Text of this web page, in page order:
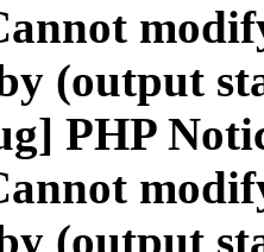
(output
PHP
(output